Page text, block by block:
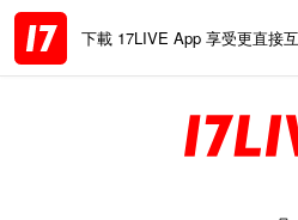
下載 17LIVE App 享受更直接